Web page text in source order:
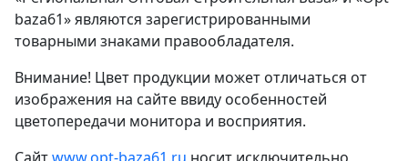
baza61» являются зарегистрированными
товарными знаками правообладателя.
Внимание! Цвет продукции может отличаться от
изображения на сайте ввиду особенностей
цветопередачи монитора и восприятия.